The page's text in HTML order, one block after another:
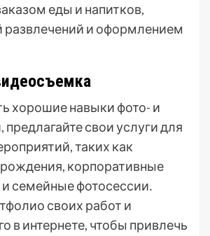
еды и напитков,
развлечений и оформлением
хорошие навыки фото- и
свои услуги для
таких как
корпоративные
семейные фотосессии․
своих работ и
в интернете, чтобы привлечь